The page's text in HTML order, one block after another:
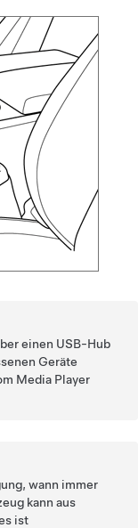
einen USB-Hub
Geräte
Media Player
wann immer
kann aus
ist